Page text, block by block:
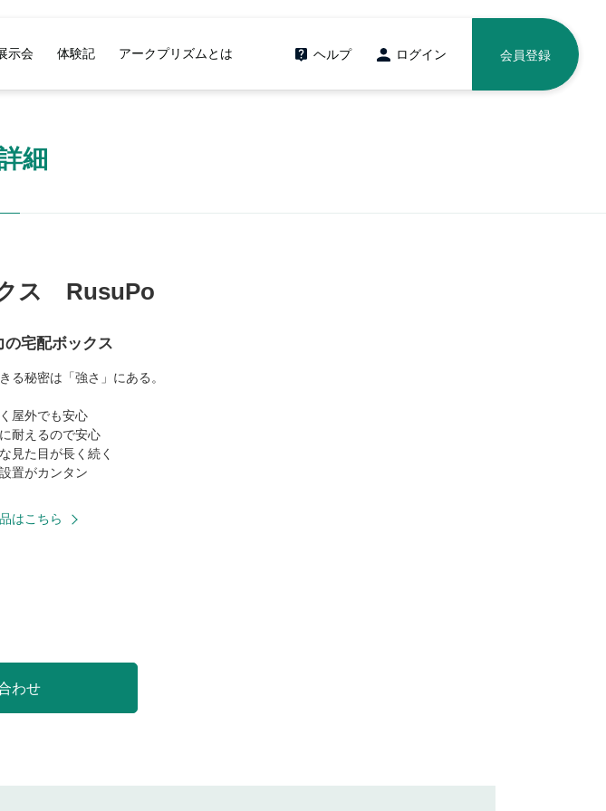
示会 体験記 アークプリズムとは ヘルプ ログイン 会員登録
細
ス RusuPo
の宅配ボックス
る秘密は「強さ」にある。
屋外でも安心
耐えるので安心
見た目が長く続く
置がカンタン
はこちら